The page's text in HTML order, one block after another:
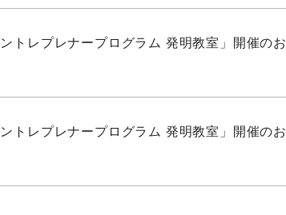
ントレプレナープログラム 発明教室」開催のお
ントレプレナープログラム 発明教室」開催のお